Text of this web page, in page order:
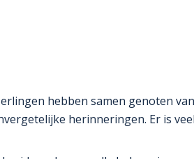
hebben samen genoten van
herinneringen. Er is